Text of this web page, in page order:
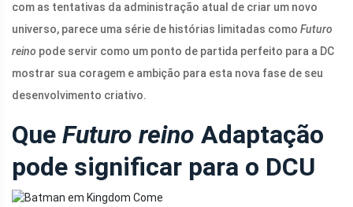
com as tentativas da administração atual de criar um novo
universo, parece uma série de histórias limitadas como Futuro
reino pode servir como um ponto de partida perfeito para a DC
mostrar sua coragem e ambição para esta nova fase de seu
desenvolvimento criativo.
Que Futuro reino Adaptação
pode significar para o DCU